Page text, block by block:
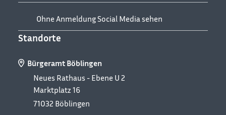
Ohne Anmeldung Social Media sehen
Standorte
Bürgeramt Böblingen
Neues Rathaus - Ebene U 2
Marktplatz 16
71032 Böblingen